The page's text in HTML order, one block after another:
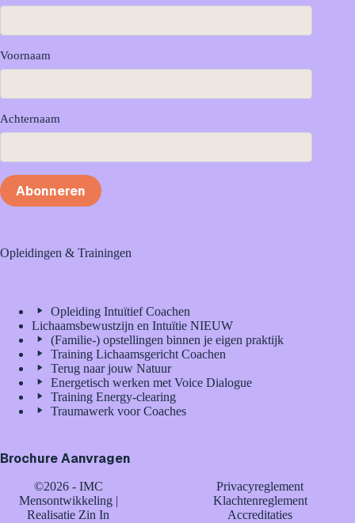
Voornaam
Achternaam
Abonneren
Opleidingen & Trainingen
Opleiding Intuïtief Coachen
Lichaamsbewustzijn en Intuïtie NIEUW
(Familie-) opstellingen binnen je eigen praktijk
Training Lichaamsgericht Coachen
Terug naar jouw Natuur
Energetisch werken met Voice Dialogue
Training Energy-clearing
Traumawerk voor Coaches
Brochure Aanvragen
©2026 - IMC
Mensontwikkeling |
Realisatie Zin In
Privacyreglement
Klachtenreglement
Accreditaties